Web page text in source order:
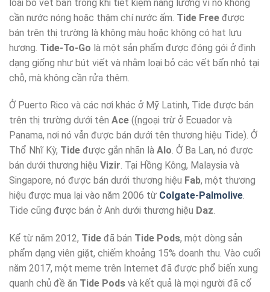
loại bỏ vết bẩn trong khi tiết kiệm năng lượng vì nó không
cần nước nóng hoặc thậm chí nước ấm. Tide Free được
bán trên thị trường là không màu hoặc không có hạt lưu
hương. Tide-To-Go là một sản phẩm được đóng gói ở định
dạng giống như bút viết và nhằm loại bỏ các vết bẩn nhỏ tại
chỗ, mà không cần rửa thêm.
Ở Puerto Rico và các nơi khác ở Mỹ Latinh, Tide được bán
trên thị trường dưới tên Ace ((ngoại trừ ở Ecuador và
Panama, nơi nó vẫn được bán dưới tên thương hiệu Tide). Ở
Thổ Nhĩ Kỳ, Tide được gắn nhãn là Alo. Ở Ba Lan, nó được
bán dưới thương hiệu Vizir. Tại Hồng Kông, Malaysia và
Singapore, nó được bán dưới thương hiệu Fab, một thương
hiệu được mua lại vào năm 2006 từ Colgate-Palmolive.
Tide cũng được bán ở Anh dưới thương hiệu Daz.
Kể từ năm 2012, Tide đã bán Tide Pods, một dòng sản
phẩm dạng viên giặt, chiếm khoảng 15% doanh thu. Vào cuối
năm 2017, một meme trên Internet đã được phổ biến xung
quanh chủ đề ăn Tide Pods và kết quả là mọi người đã cố